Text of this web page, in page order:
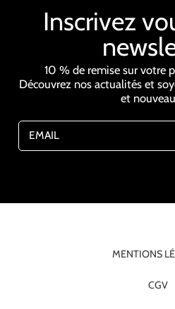
Inscrivez
10 % de remise sur votre
Découvrez nos actualités et
et
EMAIL
MENTIONS
CGV